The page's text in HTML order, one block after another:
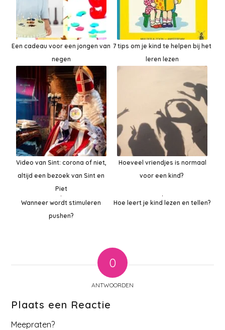
Een cadeau voor een jongen van
negen
7 tips om je kind te helpen bij het
leren lezen
Video van Sint: corona of niet,
altijd een bezoek van Sint en
Piet
Hoeveel vriendjes is normaal
voor een kind?
Wanneer wordt stimuleren
pushen?
Hoe leert je kind lezen en tellen?
0
ANTWOORDEN
Plaats een Reactie
Meepraten?